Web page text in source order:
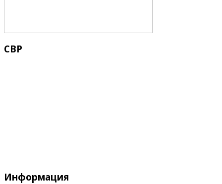
СВР
Информация